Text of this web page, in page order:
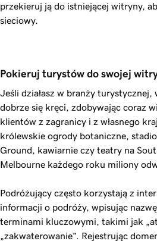
przekieruj ją do istniejącej witryny,
sieciowy.
Pokieruj turystów do swojej
Jeśli działasz w branży turystycznej,
dobrze się kręci, zdobywając coraz
klientów z zagranicy i z własnego
królewskie ogrody botaniczne,
Ground, kawiarnie czy teatry na
Melbourne każdego roku miliony
Podróżujący często korzystają z
informacji o podróży, wpisując
terminami kluczowymi, takimi jak
„zakwaterowanie”. Rejestrując